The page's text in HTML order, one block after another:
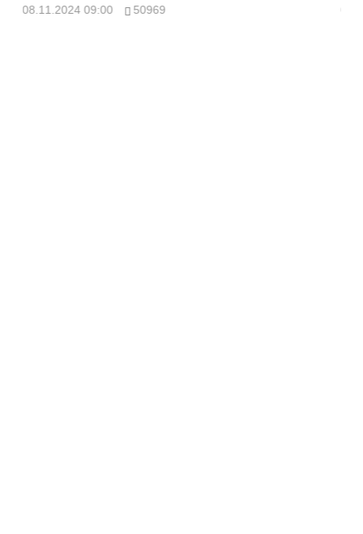
08.11.2024 09:00 50969